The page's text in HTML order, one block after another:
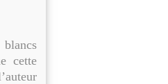
cette